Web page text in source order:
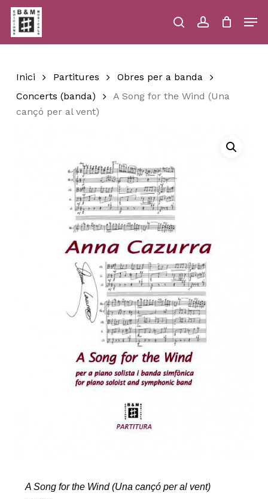
Skip
main
content
searchaccount
Close
Inici Partitures
Obres per a banda
Concerts (banda)
A Song for the Wind (Una
cançó per al vent)
A Song for the Wind (Una cançó per al vent)
Menu